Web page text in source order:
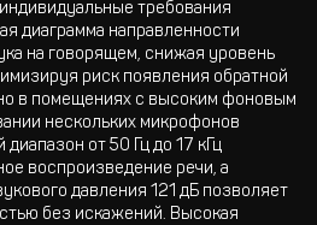
требования
диаграмма направленности
на говорящем, снижая уровень
риск появления обратной
в помещениях с высоким фоновым
нескольких микрофонов
от 50 Гц до 17 кГц
воспроизведение речи, а
давления 121 дБ позволяет
без искажений. Высокая